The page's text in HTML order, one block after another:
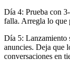
Día 4: Prueba con
falla. Arregla lo que
Día 5: Lanzamiento
anuncies. Deja que
conversaciones en